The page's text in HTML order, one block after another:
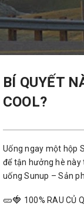
BÍ QUYẾT
COOL?
Uống ngay một hộp
để tận hưởng hè này
uống Sunup – Sản
🥒🍓 100% RAU CỦ